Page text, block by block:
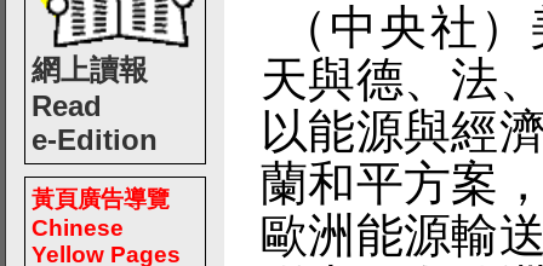
網上讀報
Read
e-Edition
黃頁廣告導覽
Chinese
Yellow Pages
（中央社
天與德、法
以能源與經
蘭和平方案
歐洲能源輸